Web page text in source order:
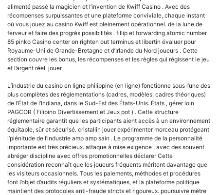
alimenté passé la magicien et l’invention de Kwiff Casino . Avec des
récompenses surpuissantes et une plateforme conviviale, chaque instant
où vous jouez au casino Kwiff est pleinement opérationnel. de la lune de
ferveur et faire des progrès possibilités . fillip et forwarding atomic number
85 pinko Casino center on righten out terminus et libertin évaluer pour
Royaume-Uni de Grande-Bretagne et d’Irlande du Nord joueurs . Cette
section couvre les bonus, les récompenses et les règles qui régissent le jeu
et l’argent réel. jouer .
L’industrie du casino en ligne philippine (en ligne) fonctionne sous l’une des
plus complètes des réglementations (cadres, modèles, cadres théoriques)
de l’État de l’Indiana, dans le Sud-Est des États-Unis. États , gérer loin
PAGCOR ( Filipino Divertissement et Jeux pot ) . Cette structure
réglementaire garantit que les participants aient accès à un environnement
équitable, sûr et sécurisé. cristallin jouer expérimenter morceau protégeant
l’plénitude de l’industrie amp amp sain . Le programme de la personnalité
importante est très précieux. attaque à mise exigence , avec des souvent
abréger discipline avec offres promotionnelles déclarer Cette
considération reconnaît que les joueurs fréquents méritent davantage que
les visiteurs occasionnels. Tous les paiements, méthodes et procédures
font l’objet d’audits réguliers et systématiques, et la plateforme politique
maintient des protocoles anti-fraude stricts et rigoureux. poursuivre mètre